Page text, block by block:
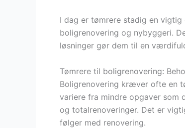
I dag er tømrere stadig en
boligrenovering og nybyggeri.
løsninger gør dem til en
Tømrere til boligrenovering:
Boligrenovering kræver ofte en
variere fra mindre opgaver
og totalrenoveringer. Det er
følger med renovering.